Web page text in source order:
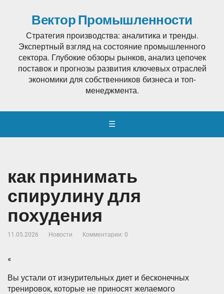
Вектор Промышленности
Стратегия производства: аналитика и тренды.
Экспертный взгляд на состояние промышленного
сектора. Глубокие обзоры рынков, анализ цепочек
поставок и прогнозы развития ключевых отраслей
экономики для собственников бизнеса и топ-
менеджмента.
☰
как принимать
спирулину для
похудения
11.05.2026 Новости Комментарии: 0
«
Вы устали от изнурительных диет и бесконечных
тренировок, которые не приносят желаемого